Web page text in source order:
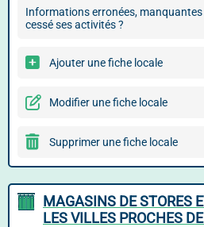
Informations erronées,
cessé ses activités ?
Ajouter une fiche locale
Modifier une fiche locale
Supprimer une fiche locale
MAGASINS DE STORES
LES VILLES PROCHES